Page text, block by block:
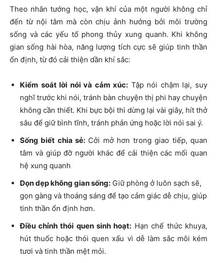
Theo nhân tướng học, vận khí của một người không chỉ
đến từ nội tâm mà còn chịu ảnh hưởng bởi môi trường
sống và các yếu tố phong thủy xung quanh. Khi không
gian sống hài hòa, năng lượng tích cực sẽ giúp tinh thần
ổn định, từ đó cải thiện dần khí sắc:
Kiểm soát lời nói và cảm xúc: Tập nói chậm lại, suy
nghĩ trước khi nói, tránh bàn chuyện thị phi hay chuyện
không cần thiết. Khi bực bội thì dừng lại vài giây, hít thở
sâu để giữ bình tĩnh, tránh phản ứng hoặc lời nói sai ý.
Sống biết chia sẻ: Cởi mở hơn trong giao tiếp, quan
tâm và giúp đỡ người khác để cải thiện các mối quan
hệ xung quanh
Dọn dẹp không gian sống: Giữ phòng ở luôn sạch sẽ,
gọn gàng và thoáng sáng để tạo cảm giác dễ chịu, giúp
tinh thần ổn định hơn.
Điều chỉnh thói quen sinh hoạt: Hạn chế thức khuya,
hút thuốc hoặc thói quen xấu vì dễ làm sắc môi kém
tươi và tinh thần mệt mỏi.